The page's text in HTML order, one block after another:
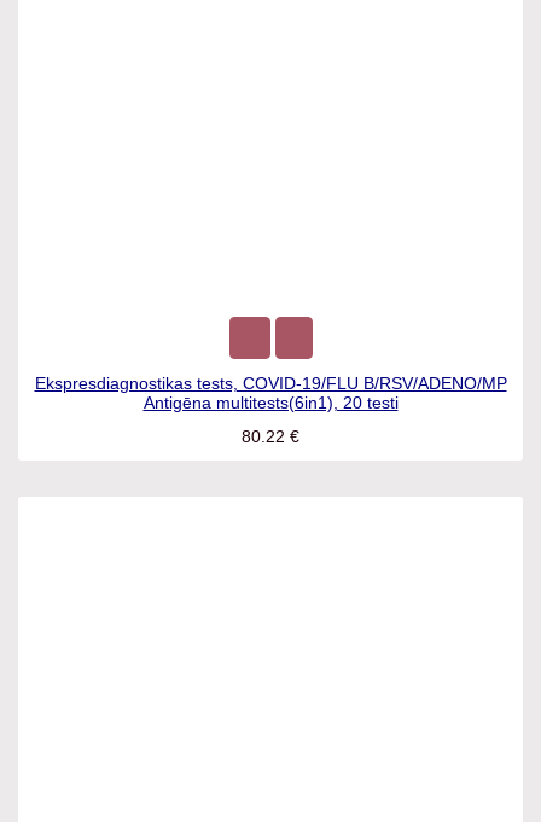
Ekspresdiagnostikas tests, COVID-19/FLU B/RSV/ADENO/MP
Antigēna multitests(6in1), 20 testi
80.22 €